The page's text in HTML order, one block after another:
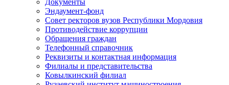
Эндаумент-фонд
Совет ректоров вузов Республики Мордовия
Противодействие коррупции
Обращения граждан
Телефонный справочник
Реквизиты и контактная информация
Филиалы и представительства
Ковылкинский филиал